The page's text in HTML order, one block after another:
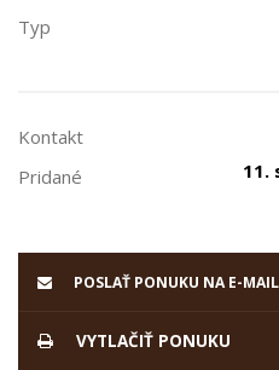
Typ
Kontakt
Pridané
11.
POSLAŤ PONUKU NA E-MAIL
VYTLAČIŤ PONUKU